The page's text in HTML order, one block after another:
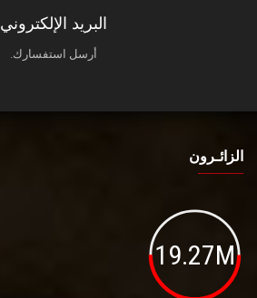
البريد الإلكتروني
أرسل استفسارك.
الزائـرون
19.27M